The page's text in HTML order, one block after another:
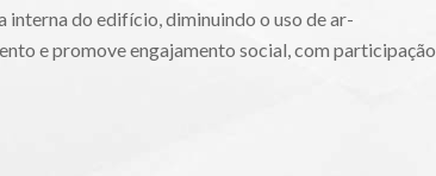
do edifício, diminuindo o uso de ar-
e promove engajamento social, com participação